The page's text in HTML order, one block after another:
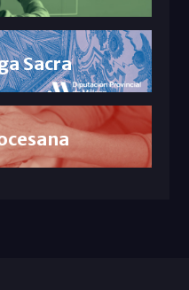
Sacra